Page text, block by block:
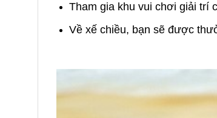
Tham gia khu vui chơi giải trí
Về xế chiều, bạn sẽ được